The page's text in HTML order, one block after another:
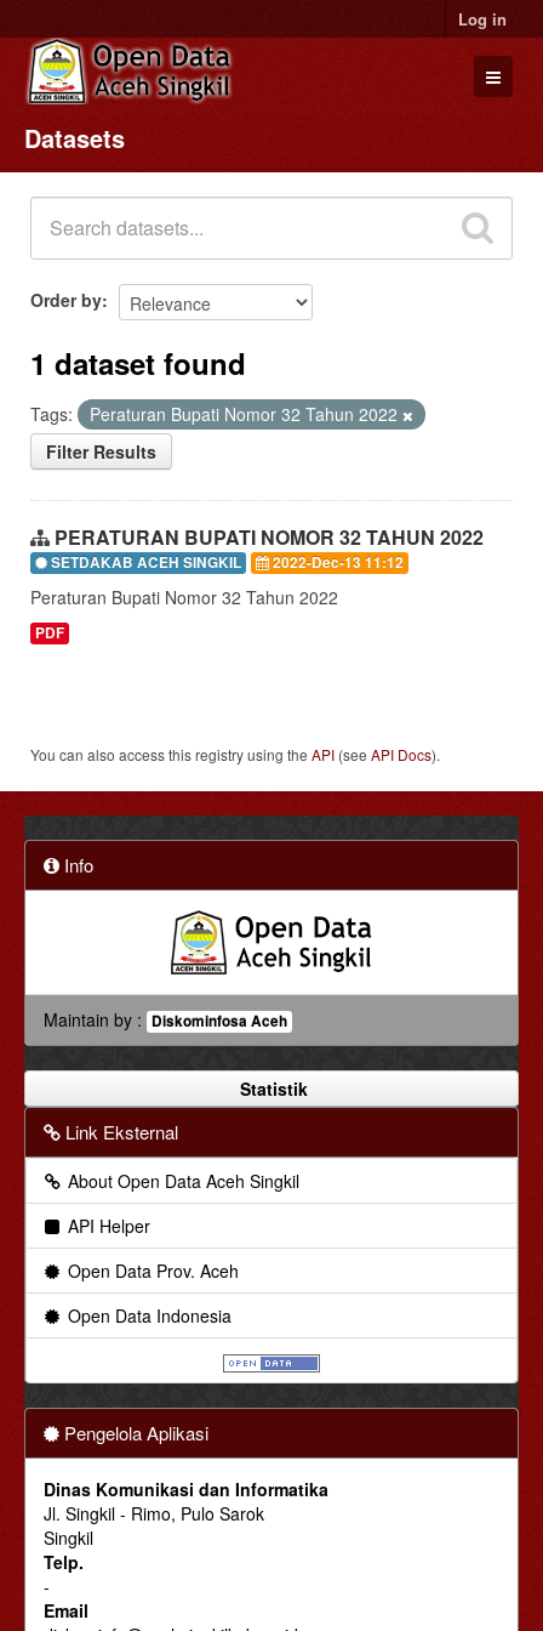
Log in
Datasets
Organizations
Groups
About
Datasets
Order by
1 dataset found
Tags:
Peraturan Bupati Nomor 32 Tahun 2022
Filter Results
PERATURAN BUPATI NOMOR 32 TAHUN 2022
SETDAKAB ACEH SINGKIL 2022-Dec-13 11:12
Peraturan Bupati Nomor 32 Tahun 2022
PDF
You can also access this registry using the API (see API Docs).
Info
Maintain by : Diskominfosa Aceh
Statistik
Link Eksternal
About Open Data Aceh Singkil
API Helper
Open Data Prov. Aceh
Open Data Indonesia
Pengelola Aplikasi
Dinas Komunikasi dan Informatika
Jl. Singkil - Rimo, Pulo Sarok
Singkil
Telp.
-
Email